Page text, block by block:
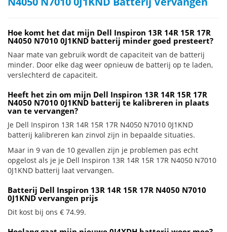
Hoe komt het dat mijn Dell Inspiron 13R 14R 15R 17R
N4050 N7010 0J1KND batterij minder goed presteert?
Naar mate van gebruik wordt de capaciteit van de batterij
minder. Door elke dag weer opnieuw de batterij op te laden,
verslechterd de capaciteit.
Heeft het zin om mijn Dell Inspiron 13R 14R 15R 17R
N4050 N7010 0J1KND batterij te kalibreren in plaats
van te vervangen?
Je Dell Inspiron 13R 14R 15R 17R N4050 N7010 0J1KND
batterij kalibreren kan zinvol zijn in bepaalde situaties.
Maar in 9 van de 10 gevallen zijn je problemen pas echt
opgelost als je je Dell Inspiron 13R 14R 15R 17R N4050 N7010
0J1KND batterij laat vervangen.
Batterij Dell Inspiron 13R 14R 15R 17R N4050 N7010
0J1KND vervangen prijs
Dit kost bij ons € 74.99.